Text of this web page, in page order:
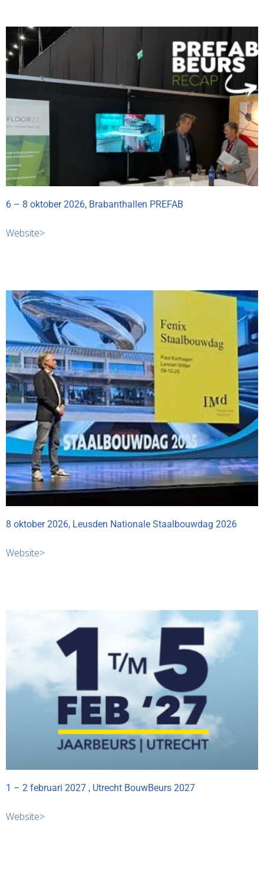
6 – 8 oktober 2026, Brabanthallen PREFAB
Website>
8 oktober 2026, Leusden Nationale Staalbouwdag 2026
Website>
1 – 2 februari 2027 , Utrecht BouwBeurs 2027
Website>